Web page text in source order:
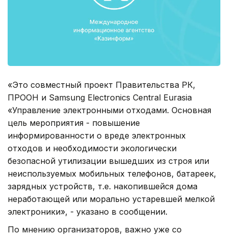
«Это совместный проект Правительства РК,
ПРООН и Samsung Electronics Central Eurasia
«Управление электронными отходами. Основная
цель мероприятия - повышение
информированности о вреде электронных
отходов и необходимости экологически
безопасной утилизации вышедших из строя или
неиспользуемых мобильных телефонов, батареек,
зарядных устройств, т.е. накопившейся дома
неработающей или морально устаревшей мелкой
электроники», - указано в сообщении.
По мнению организаторов, важно уже со